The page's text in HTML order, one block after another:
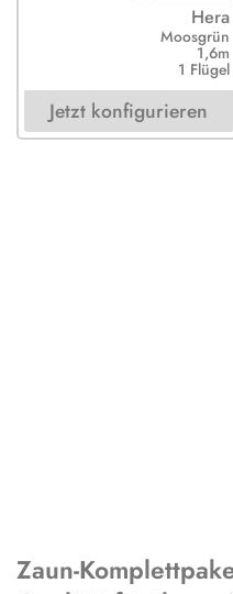
Hera
Moosgrün
1,6m
1 Flügel
Jetzt konfigurieren
Zaun-